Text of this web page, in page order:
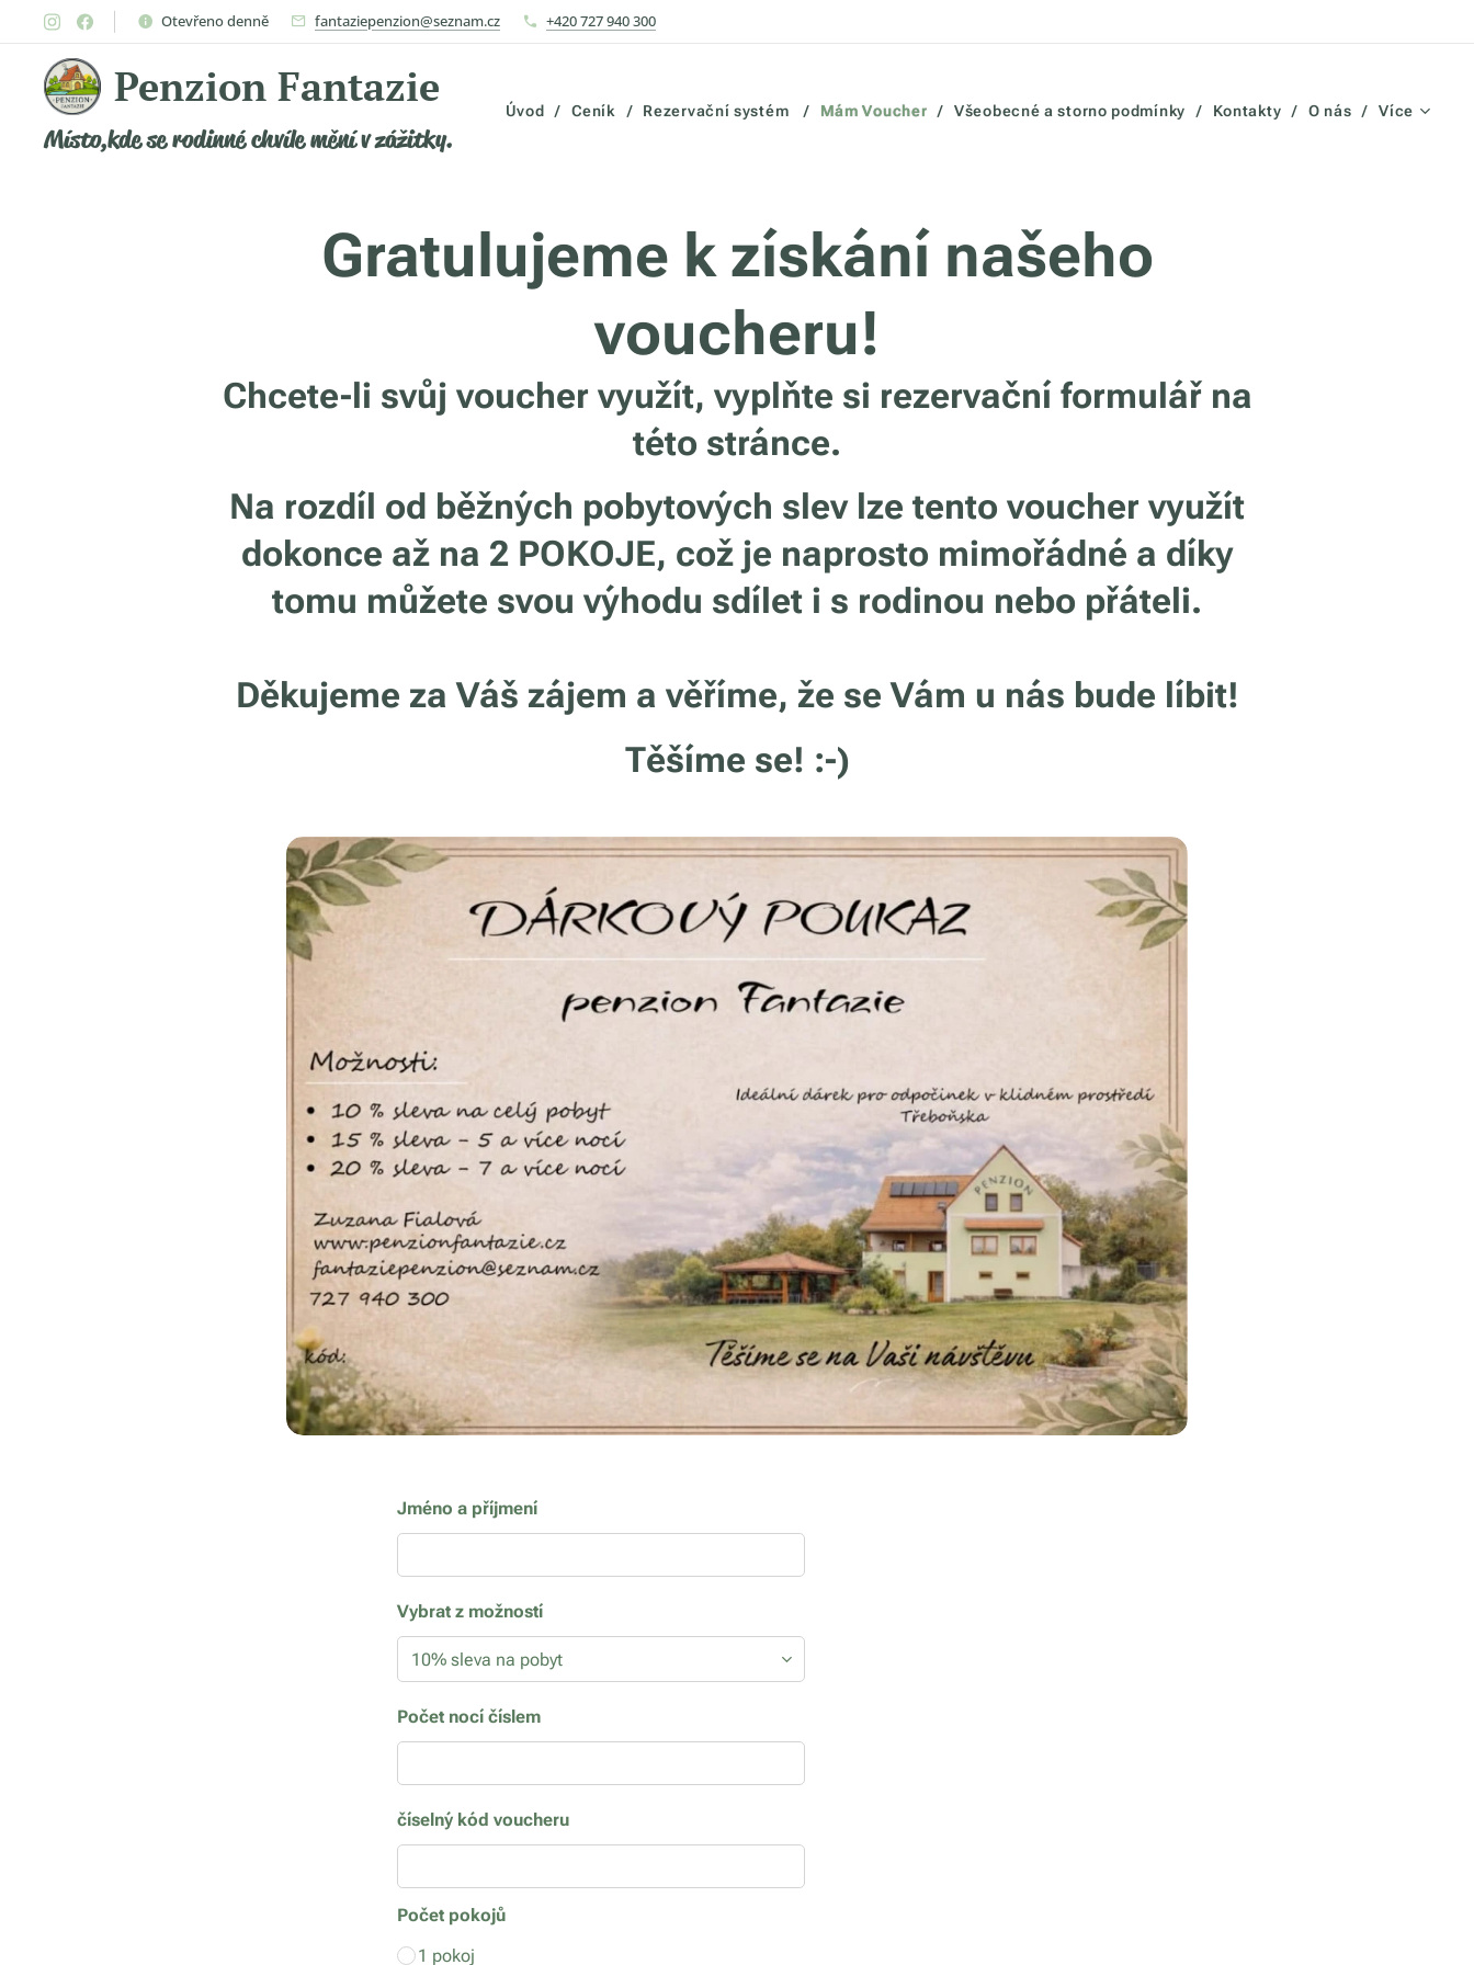
Otevřeno denně fantaziepenzion@seznam.cz +420 727 940 300
Penzion Fantazie
Místo,kde se rodinné chvíle mění v zážitky.
Úvod Ceník Rezervační systém Mám Voucher Všeobecné a storno podmínky Kontakty O nás Více
Gratulujeme k získání našeho
voucheru!
Chcete-li svůj voucher využít, vyplňte si rezervační formulář na
této stránce.
Na rozdíl od běžných pobytových slev lze tento voucher využít
dokonce až na 2 POKOJE, což je naprosto mimořádné a díky
tomu můžete svou výhodu sdílet i s rodinou nebo přáteli.
Děkujeme za Váš zájem a věříme, že se Vám u nás bude líbit!
Těšíme se! :-)
Jméno a příjmení
Vybrat z možností
Počet nocí číslem
číselný kód voucheru
Počet pokojů
1 pokoj